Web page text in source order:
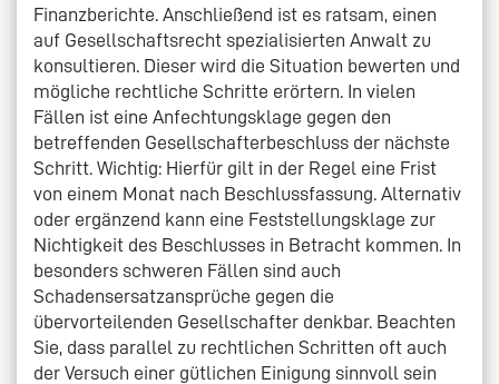
Finanzberichte. Anschließend ist es ratsam, einen
auf Gesellschaftsrecht spezialisierten Anwalt zu
konsultieren. Dieser wird die Situation bewerten und
mögliche rechtliche Schritte erörtern. In vielen
Fällen ist eine Anfechtungsklage gegen den
betreffenden Gesellschafterbeschluss der nächste
Schritt. Wichtig: Hierfür gilt in der Regel eine Frist
von einem Monat nach Beschlussfassung. Alternativ
oder ergänzend kann eine Feststellungsklage zur
Nichtigkeit des Beschlusses in Betracht kommen. In
besonders schweren Fällen sind auch
Schadensersatzansprüche gegen die
übervorteilenden Gesellschafter denkbar. Beachten
Sie, dass parallel zu rechtlichen Schritten oft auch
der Versuch einer gütlichen Einigung sinnvoll sein